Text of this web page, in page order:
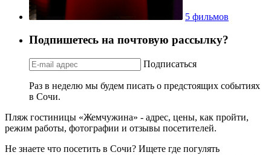
5 фильмов
Подпишетесь на почтовую рассылку?
Подписаться
Раз в неделю мы будем писать о предстоящих событиях
в Сочи.
Пляж гостиницы «Жемчужина» - адрес, цены, как пройти,
режим работы, фотографии и отзывы посетителей.
Не знаете что посетить в Сочи? Ищете где погулять